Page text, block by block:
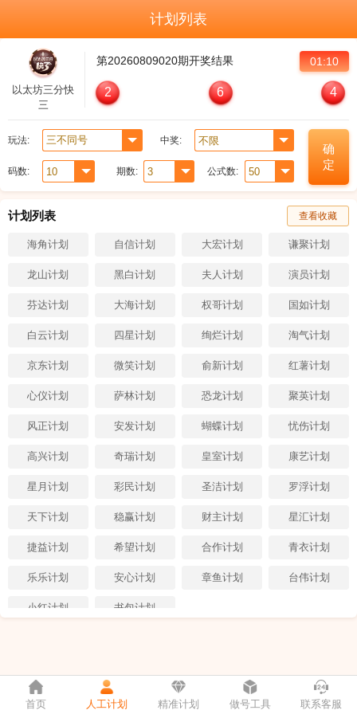
计划列表
以太坊三分快
三
第20260809020期开奖结果 01:10
2 6 4
玩法: 中奖:
码数: 期数: 公式数:
确
定
计划列表 查看收藏
海角计划 自信计划 大宏计划 谦聚计划
龙山计划 黑白计划 夫人计划 演员计划
芬达计划 大海计划 权哥计划 国如计划
白云计划 四星计划 绚烂计划 淘气计划
京东计划 微笑计划 俞新计划 红薯计划
心仪计划 萨林计划 恐龙计划 聚英计划
风正计划 安发计划 蝴蝶计划 忧伤计划
高兴计划 奇瑞计划 皇室计划 康艺计划
星月计划 彩民计划 圣洁计划 罗浮计划
天下计划 稳赢计划 财主计划 星汇计划
捷益计划 希望计划 合作计划 青衣计划
乐乐计划 安心计划 章鱼计划 台伟计划
小红计划 书包计划
首页 人工计划 精准计划 做号工具 联系客服